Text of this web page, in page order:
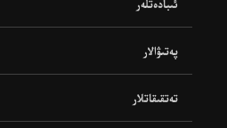
ئىبادەتلەر
پەتىۋالار
تەتقىقاتلار